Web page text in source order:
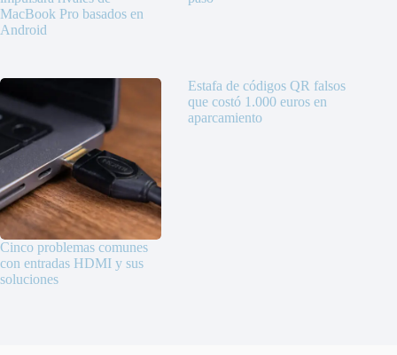
MacBook Pro basados en
Android
Cinco problemas comunes
con entradas HDMI y sus
soluciones
Estafa de códigos QR falsos
que costó 1.000 euros en
aparcamiento